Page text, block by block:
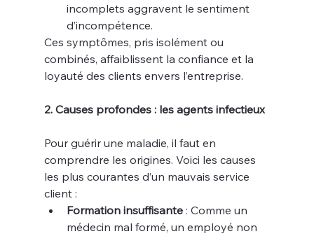
incomplets aggravent le sentiment
d’incompétence.
Ces symptômes, pris isolément ou
combinés, affaiblissent la confiance et la
loyauté des clients envers l’entreprise.
2. Causes profondes : les agents infectieux
Pour guérir une maladie, il faut en
comprendre les origines. Voici les causes
les plus courantes d’un mauvais service
client :
Formation insuffisante : Comme un
médecin mal formé, un employé non